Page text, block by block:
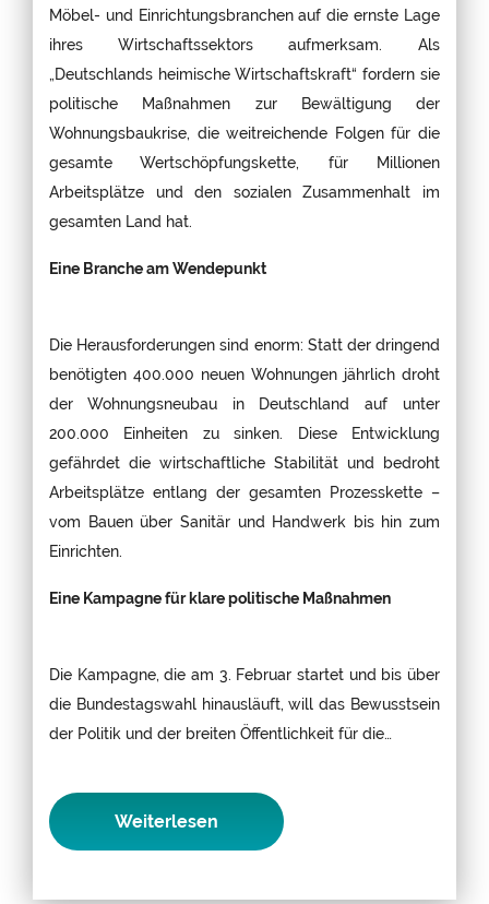
Möbel- und Einrichtungsbranchen auf die ernste Lage
ihres Wirtschaftssektors aufmerksam. Als
„Deutschlands heimische Wirtschaftskraft“ fordern sie
politische Maßnahmen zur Bewältigung der
Wohnungsbaukrise, die weitreichende Folgen für die
gesamte Wertschöpfungskette, für Millionen
Arbeitsplätze und den sozialen Zusammenhalt im
gesamten Land hat.
Eine Branche am Wendepunkt
Die Herausforderungen sind enorm: Statt der dringend
benötigten 400.000 neuen Wohnungen jährlich droht
der Wohnungsneubau in Deutschland auf unter
200.000 Einheiten zu sinken. Diese Entwicklung
gefährdet die wirtschaftliche Stabilität und bedroht
Arbeitsplätze entlang der gesamten Prozesskette –
vom Bauen über Sanitär und Handwerk bis hin zum
Einrichten.
Eine Kampagne für klare politische Maßnahmen
Die Kampagne, die am 3. Februar startet und bis über
die Bundestagswahl hinausläuft, will das Bewusstsein
der Politik und der breiten Öffentlichkeit für die…
Weiterlesen